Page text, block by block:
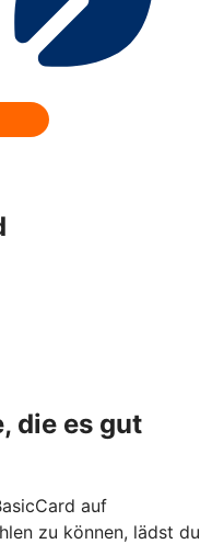
die es gut
auf
zu können, lädst du